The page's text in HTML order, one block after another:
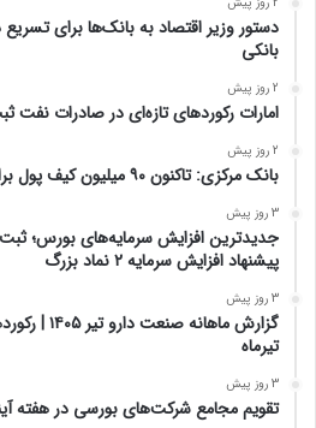
دستور وزیر اقتصاد به بانک‌ها برای
بانکی
2 روز پیش
امارات رکورد‌های تازه‌ای در صادرات نفت
2 روز پیش
بانک مرکزی: تاکنون ۹۰ میلیون کیف پول برای ایرانیان ساخته شده است
3 روز پیش
پیشنهاد افزایش سرمایه ۲ نماد بزرگ
3 روز پیش
گزارش
تیرماه
3 روز پیش
تقویم مجامع شرکت‌های بورسی در هفته